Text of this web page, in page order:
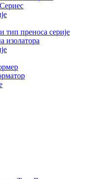
тип преноса серије
изолатора